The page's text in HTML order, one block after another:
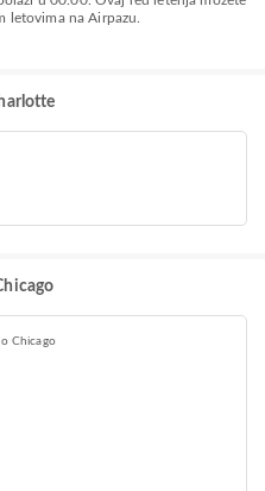
letovima na Airpazu.
Chicago